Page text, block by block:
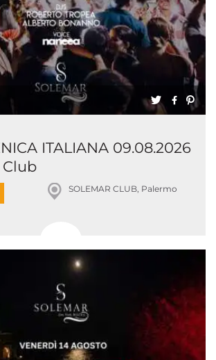
ITALIANA 09.08.2026
Club
SOLEMAR CLUB, Palermo